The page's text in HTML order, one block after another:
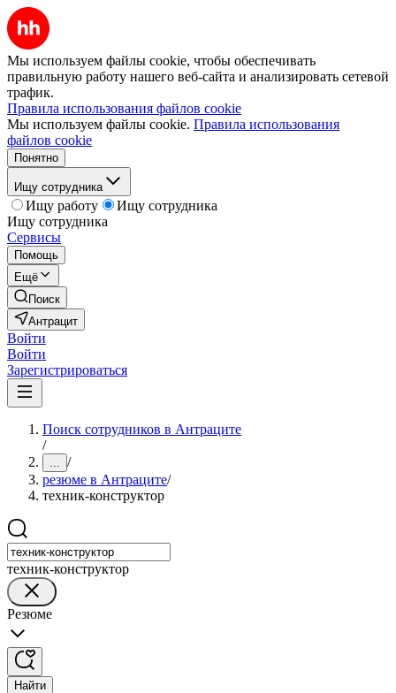
Мы используем файлы cookie, чтобы обеспечивать
правильную работу нашего веб-сайта и анализировать сетевой
трафик.
Правила использования файлов cookie
Мы используем файлы cookie. Правила использования
файлов cookie
Понятно
Ищу сотрудника
Ищу работу
Ищу сотрудника
Ищу сотрудника
Сервисы
Помощь
Ещё
Поиск
Антрацит
Войти
Войти
Зарегистрироваться
Поиск сотрудников в Антраците
/
... /
резюме в Антраците/
техник-конструктор
техник-конструктор
Резюме
Найти